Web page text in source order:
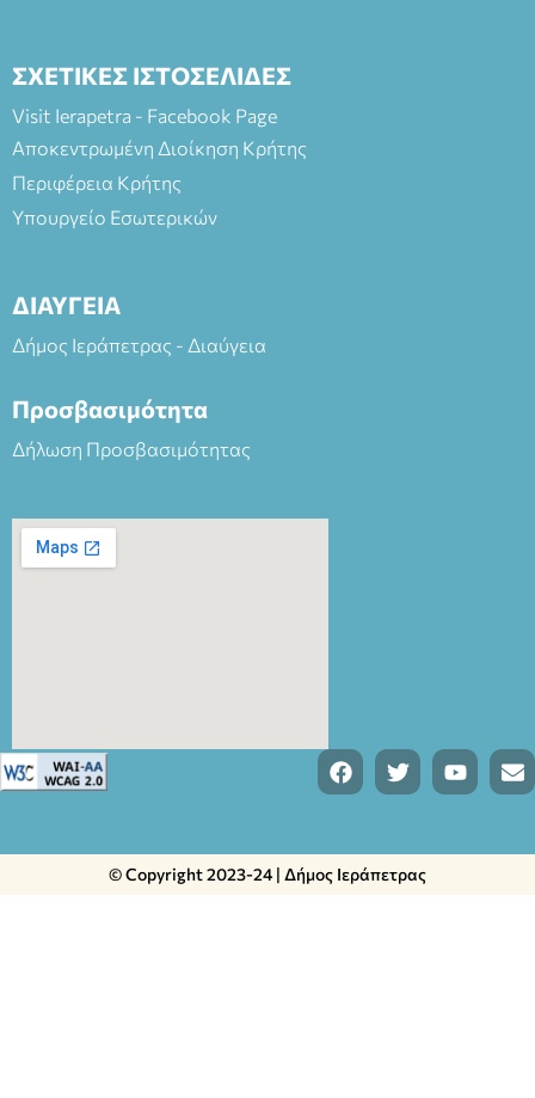
ΣΧΕΤΙΚΕΣ ΙΣΤΟΣΕΛΙΔΕΣ
Visit Ierapetra - Facebook Page
Αποκεντρωμένη Διοίκηση Κρήτης
Περιφέρεια Κρήτης
Υπουργείο Εσωτερικών
ΔΙΑΥΓΕΙΑ
Δήμος Ιεράπετρας - Διαύγεια
Προσβασιμότητα
Δήλωση Προσβασιμότητας
© Copyright 2023-24 | Δήμος Ιεράπετρας